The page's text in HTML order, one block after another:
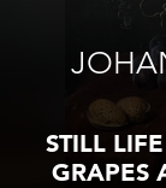
STILL
GRAPES